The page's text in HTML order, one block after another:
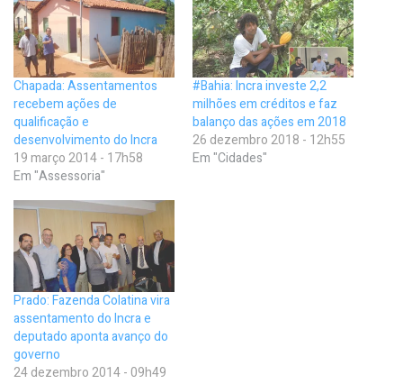
Chapada: Assentamentos
recebem ações de
qualificação e
desenvolvimento do Incra
19 março 2014 - 17h58
Em "Assessoria"
#Bahia: Incra investe 2,2
milhões em créditos e faz
balanço das ações em 2018
26 dezembro 2018 - 12h55
Em "Cidades"
Prado: Fazenda Colatina vira
assentamento do Incra e
deputado aponta avanço do
governo
24 dezembro 2014 - 09h49